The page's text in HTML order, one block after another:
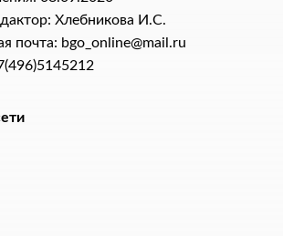
Хлебникова И.C.
почта: bgo_online@mail.ru